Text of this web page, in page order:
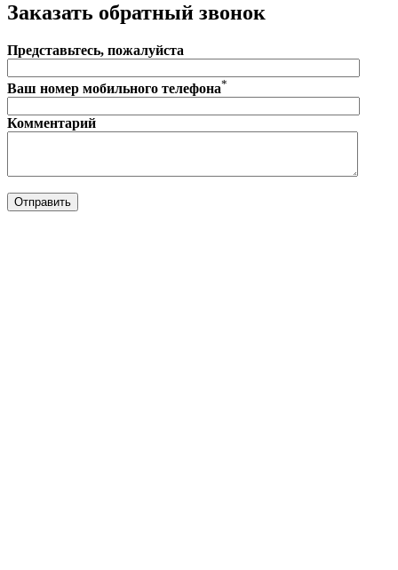
Заказать обратный звонок
Представьтесь, пожалуйста
Ваш номер мобильного телефона*
Комментарий